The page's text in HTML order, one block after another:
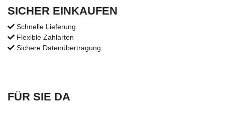
SICHER EINKAUFEN
Schnelle Lieferung
Flexible Zahlarten
Sichere Datenübertragung
FÜR SIE DA